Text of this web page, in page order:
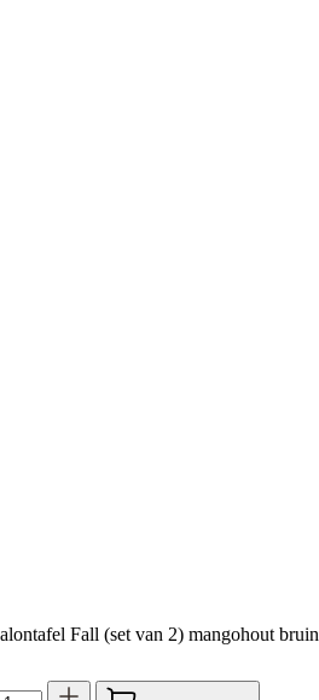
Fall (set van 2) mangohout bruin